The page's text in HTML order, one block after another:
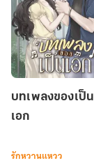
ของ
เป็น
บทเพลงของเป็น
เอก
รักหวานแหวว